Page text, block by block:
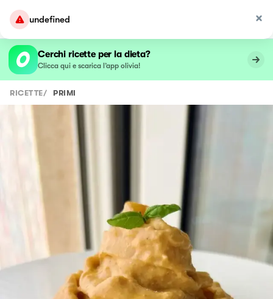
undefined
Cerchi ricette per la dieta?
Clicca qui e scarica l’app olivia!
RICETTE/ PRIMI